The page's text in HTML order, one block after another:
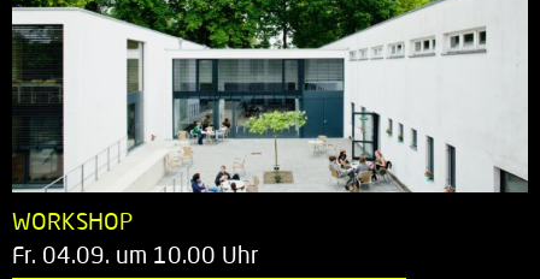
WORKSHOP
Fr. 04.09. um 10.00 Uhr